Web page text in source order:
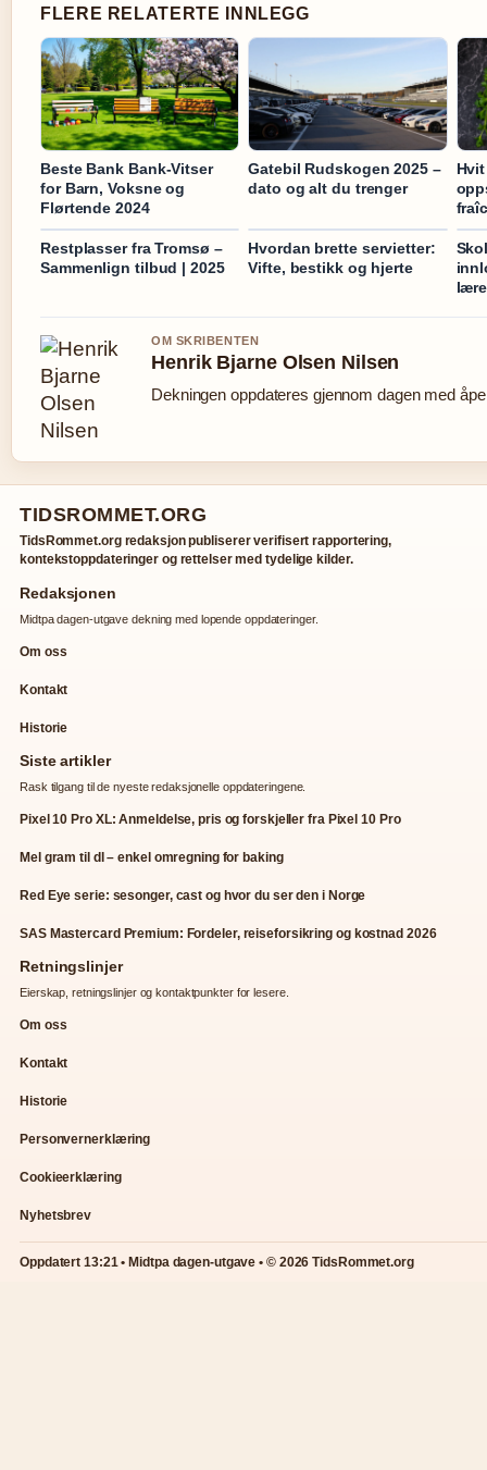
FLERE RELATERTE INNLEGG
Beste Bank Bank-Vitser
for Barn, Voksne og
Flørtende 2024
Gatebil Rudskogen 2025 –
dato og alt du trenger
Restplasser fra Tromsø –
Sammenlign tilbud | 2025
Hvordan brette servietter:
Vifte, bestikk og hjerte
OM SKRIBENTEN
Henrik Bjarne Olsen Nilsen
Dekningen oppdateres gjennom dagen med
TIDSROMMET.ORG
TidsRommet.org redaksjon publiserer verifisert rapportering,
kontekstoppdateringer og rettelser med tydelige kilder.
Redaksjonen
Midtpa dagen-utgave dekning med lopende oppdateringer.
Om oss
Kontakt
Historie
Siste artikler
Rask tilgang til de nyeste redaksjonelle oppdateringene.
Pixel 10 Pro XL: Anmeldelse, pris og forskjeller fra Pixel 10 Pro
Mel gram til dl – enkel omregning for baking
Red Eye serie: sesonger, cast og hvor du ser den i Norge
SAS Mastercard Premium: Fordeler, reiseforsikring og kostnad 2026
Retningslinjer
Eierskap, retningslinjer og kontaktpunkter for lesere.
Om oss
Kontakt
Historie
Personvernerklæring
Cookieerklæring
Nyhetsbrev
Oppdatert 13:21 • Midtpa dagen-utgave • © 2026 TidsRommet.org